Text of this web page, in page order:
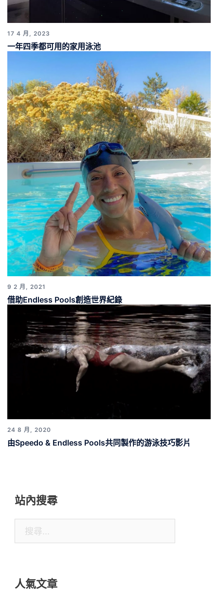
17 4 月, 2023
一年四季都可用的家用泳池
9 2 月, 2021
借助Endless Pools創造世界紀錄
24 8 月, 2020
由Speedo & Endless Pools共同製作的游泳技巧影片
站內搜尋
字:
人氣文章